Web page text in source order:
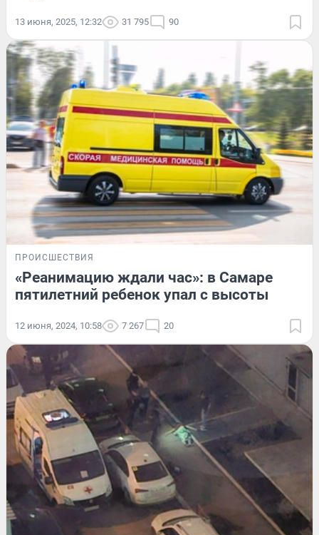
13 июня, 2025, 12:32 31 795 90
ПРОИСШЕСТВИЯ
«Реанимацию ждали час»: в Самаре
пятилетний ребенок упал с высоты
12 июня, 2024, 10:58 7 267 20